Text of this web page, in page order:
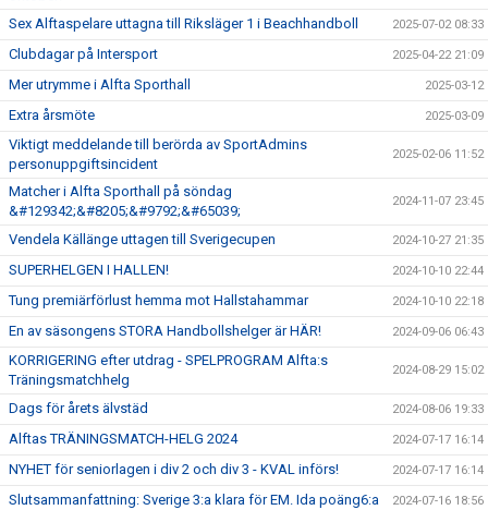
Sex Alftaspelare uttagna till Riksläger 1 i Beachhandboll 2025-07-02 08:33
Clubdagar på Intersport 2025-04-22 21:09
Mer utrymme i Alfta Sporthall 2025-03-12
Extra årsmöte 2025-03-09
Viktigt meddelande till berörda av SportAdmins
personuppgiftsincident
2025-02-06 11:52
Matcher i Alfta Sporthall på söndag
&#129342;&#8205;&#9792;&#65039;
2024-11-07 23:45
Vendela Källänge uttagen till Sverigecupen 2024-10-27 21:35
SUPERHELGEN I HALLEN! 2024-10-10 22:44
Tung premiärförlust hemma mot Hallstahammar 2024-10-10 22:18
En av säsongens STORA Handbollshelger är HÄR! 2024-09-06 06:43
KORRIGERING efter utdrag - SPELPROGRAM Alfta:s
Träningsmatchhelg
2024-08-29 15:02
Dags för årets älvstäd 2024-08-06 19:33
Alftas TRÄNINGSMATCH-HELG 2024 2024-07-17 16:14
NYHET för seniorlagen i div 2 och div 3 - KVAL införs! 2024-07-17 16:14
Slutsammanfattning: Sverige 3:a klara för EM. Ida poäng6:a 2024-07-16 18:56